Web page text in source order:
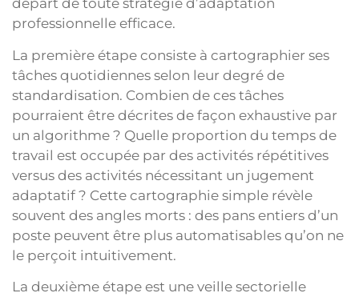
départ de toute stratégie d’adaptation
professionnelle efficace.
La première étape consiste à cartographier ses
tâches quotidiennes selon leur degré de
standardisation. Combien de ces tâches
pourraient être décrites de façon exhaustive par
un algorithme ? Quelle proportion du temps de
travail est occupée par des activités répétitives
versus des activités nécessitant un jugement
adaptatif ? Cette cartographie simple révèle
souvent des angles morts : des pans entiers d’un
poste peuvent être plus automatisables qu’on ne
le perçoit intuitivement.
La deuxième étape est une veille sectorielle